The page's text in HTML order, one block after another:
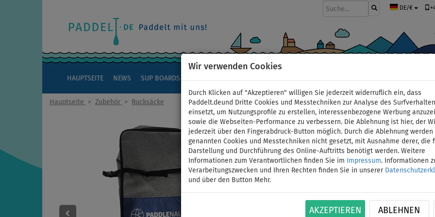
Wir verwenden Cookies
Durch Klicken auf "Akzeptieren" willigen Sie jederzeit widerruflich ein, dass
Paddelt.deund Dritte Cookies und Messtechniken zur Analyse des
einsetzt, um Nutzungsprofile zu erstellen, interessenbezogene Werbung
sowie die Webseiten-Performance zu verbessern. Die Ablehnung ist hier, der
jederzeit über den Fingerabdruck-Button möglich. Durch die Ablehnung werden
genannten Cookies und Messtechniken nicht gesetzt, mit Ausnahme derer, die
Darstellung und Durchführung des Online-Auftritts benötigt werden. Weitere
Informationen zum Verantwortlichen finden Sie im
Impressum. Informationen
Verarbeitungszwecken und Ihren Rechten finden Sie in unserer
und über den Button Mehr.
AKZEPTIEREN ABLEHNEN
DE/€
HAUPTSEITE NEWS SUP BOARDS
Hauptseite > Zubehör > Rucksäcke
PADDLENAUT
ID: 12351392091
Robuster Rucksack mit Reißverschluss zum
Volumen: 94 l - Ergonomisch geformte und
und horizontalen Transport. - Innerer
zusätzlichem Zubehör…Mehr Informationen